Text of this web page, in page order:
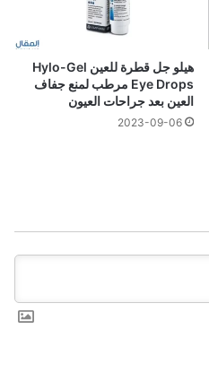
هيلو جل قطرة للعين Hylo-Gel
Eye Drops مرطب لمنع جفاف
العين بعد جراحات العيون
2023-09-06